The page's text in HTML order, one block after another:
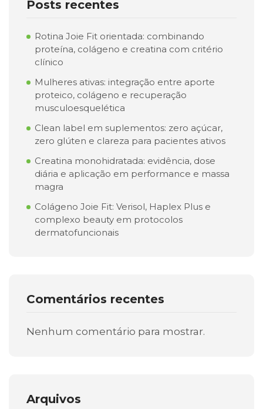
Posts recentes
Rotina Joie Fit orientada: combinando
proteína, colágeno e creatina com critério
clínico
Mulheres ativas: integração entre aporte
proteico, colágeno e recuperação
musculoesquelética
Clean label em suplementos: zero açúcar,
zero glúten e clareza para pacientes ativos
Creatina monohidratada: evidência, dose
diária e aplicação em performance e massa
magra
Colágeno Joie Fit: Verisol, Haplex Plus e
complexo beauty em protocolos
dermatofuncionais
Comentários recentes
Nenhum comentário para mostrar.
Arquivos